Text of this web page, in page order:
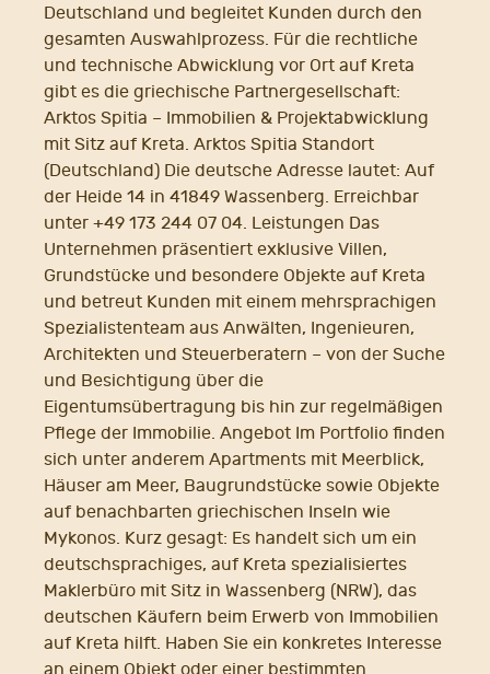
Deutschland und begleitet Kunden durch den
gesamten Auswahlprozess. Für die rechtliche
und technische Abwicklung vor Ort auf Kreta
gibt es die griechische Partnergesellschaft:
Arktos Spitia – Immobilien & Projektabwicklung
mit Sitz auf Kreta. Arktos Spitia Standort
(Deutschland) Die deutsche Adresse lautet: Auf
der Heide 14 in 41849 Wassenberg. Erreichbar
unter +49 173 244 07 04. Leistungen Das
Unternehmen präsentiert exklusive Villen,
Grundstücke und besondere Objekte auf Kreta
und betreut Kunden mit einem mehrsprachigen
Spezialistenteam aus Anwälten, Ingenieuren,
Architekten und Steuerberatern – von der Suche
und Besichtigung über die
Eigentumsübertragung bis hin zur regelmäßigen
Pflege der Immobilie. Angebot Im Portfolio finden
sich unter anderem Apartments mit Meerblick,
Häuser am Meer, Baugrundstücke sowie Objekte
auf benachbarten griechischen Inseln wie
Mykonos. Kurz gesagt: Es handelt sich um ein
deutschsprachiges, auf Kreta spezialisiertes
Maklerbüro mit Sitz in Wassenberg (NRW), das
deutschen Käufern beim Erwerb von Immobilien
auf Kreta hilft. Haben Sie ein konkretes Interesse
an einem Objekt oder einer bestimmten